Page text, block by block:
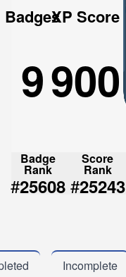
Badges
9
XP Score
900
Badge
Rank
#25608
Score
Rank
#25243
Incomplete